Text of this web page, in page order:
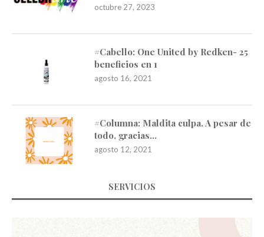
octubre 27, 2023
#Cabello: One United by Redken- 25
beneficios en 1
agosto 16, 2021
#Columna: Maldita culpa. A pesar de
todo, gracias…
agosto 12, 2021
SERVICIOS